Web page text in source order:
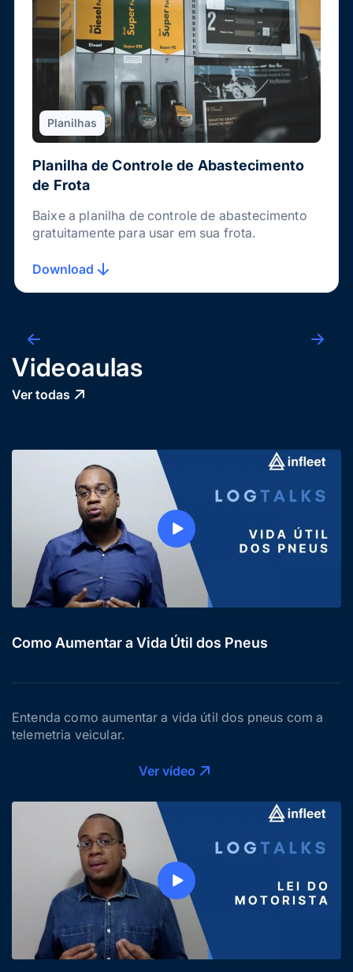
Planilhas
Planilha de Controle de Abastecimento
de Frota
Baixe a planilha de controle de abastecimento
gratuitamente para usar em sua frota.
Download
Videoaulas
Ver todas
Como Aumentar a Vida Útil dos Pneus
Entenda como aumentar a vida útil dos pneus com a
telemetria veicular.
Ver vídeo